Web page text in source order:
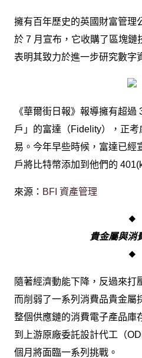
擁有百年歷史的英國財富管理
於 7 月宣布，它收購了區塊鏈
表明其致力於進一步研究數字
《華爾街日報》報導擁有超
戶」的富達（Fidelity），正
易。今年早些時候，富達已經
戶將比特幣添加到他們的
來源： BFI 資產管理
◆
貴金屬與消
◆
隨著經濟動能下降，反過來打
而削弱了一系列消費品貴金屬
整個供應鏈的消費電子產品庫
到上游原廠委託設計代工（
個月將面臨一系列挑戰。